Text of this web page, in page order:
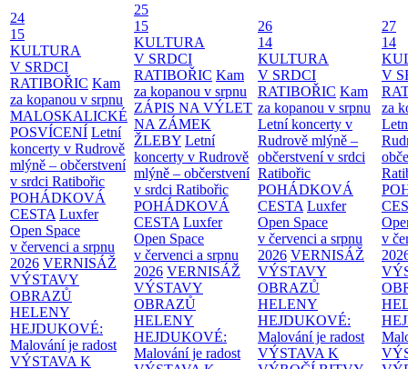
24
15
KULTURA
V SRDCI
RATIBOŘIC Kam
za kopanou v srpnu
MALOSKALICKÉ
POSVÍCENÍ Letní
koncerty v Rudrově
mlýně – občerstvení
v srdci Ratibořic
POHÁDKOVÁ
CESTA Luxfer
Open Space
v červenci a srpnu
2026 VERNISÁŽ
VÝSTAVY
OBRAZŮ
HELENY
HEJDUKOVÉ:
Malování je radost
VÝSTAVA K
25
15
KULTURA
V SRDCI
RATIBOŘIC Kam
za kopanou v srpnu
ZÁPIS NA VÝLET
NA ZÁMEK
ŽLEBY Letní
koncerty v Rudrově
mlýně – občerstvení
v srdci Ratibořic
POHÁDKOVÁ
CESTA Luxfer
Open Space
v červenci a srpnu
2026 VERNISÁŽ
VÝSTAVY
OBRAZŮ
HELENY
HEJDUKOVÉ:
Malování je radost
26
14
KULTURA
V SRDCI
RATIBOŘIC Kam
za kopanou v srpnu
Letní koncerty v
Rudrově mlýně –
občerstvení v srdci
Ratibořic
POHÁDKOVÁ
CESTA Luxfer
Open Space
v červenci a srpnu
2026 VERNISÁŽ
VÝSTAVY
OBRAZŮ
HELENY
HEJDUKOVÉ:
Malování je radost
VÝSTAVA K
27
14
V
za
v